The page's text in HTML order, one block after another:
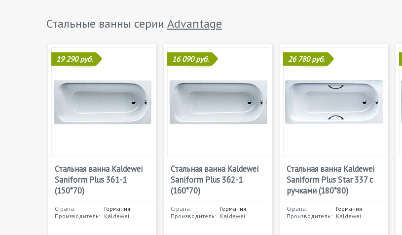
Стальные ванны серии Advantage
19 290 руб.
Стальная ванна Kaldewei
Saniform Plus 361-1
(150*70)
Страна:
Германия
Производитель: Kaldewei
16 090 руб.
Стальная ванна Kaldewei
Saniform Plus 362-1
(160*70)
Страна:
Германия
Производитель: Kaldewei
26 780 руб.
Стальная ванна Kaldewei
Saniform Plus Star 337 с
ручками (180*80)
Страна:
Германия
Производитель: Kaldewei